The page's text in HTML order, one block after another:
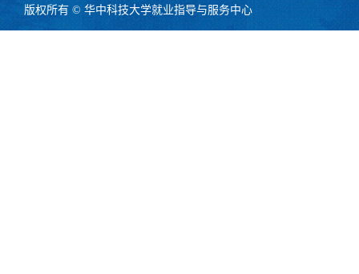
版权所有 © 华中科技大学就业指导与服务中心